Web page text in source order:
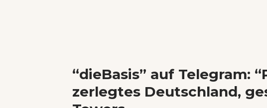
“dieBasis” auf Telegram:
zerlegtes Deutschland,